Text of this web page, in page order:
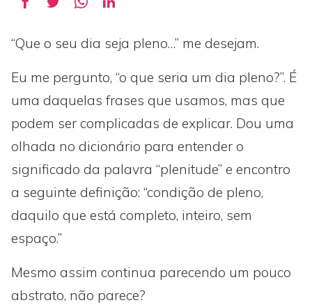
“Que o seu dia seja pleno…” me desejam.
Eu me pergunto, “o que seria um dia pleno?”. É
uma daquelas frases que usamos, mas que
podem ser complicadas de explicar. Dou uma
olhada no dicionário para entender o
significado da palavra “plenitude” e encontro
a seguinte definição: “condição de pleno,
daquilo que está completo, inteiro, sem
espaço.”
Mesmo assim continua parecendo um pouco
abstrato, não parece?